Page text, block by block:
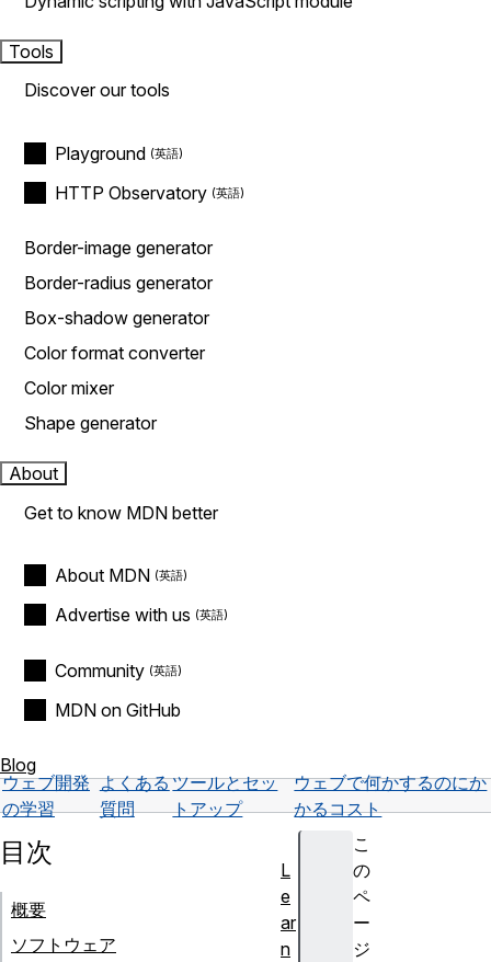
Tools
Discover our tools
Playground
HTTP Observatory
Border-image generator
Border-radius generator
Box-shadow generator
Color format converter
Color mixer
Shape generator
About
Get to know MDN better
About MDN
Advertise with us
Community
MDN on GitHub
Blog
ウェブ開発
の学習
よくある
質問
ツールとセッ
トアップ
ウェブで何かするのにか
かるコスト
こ
の
ペ
ー
ジ
目次
概要
ソフトウェア
L
e
ar
n